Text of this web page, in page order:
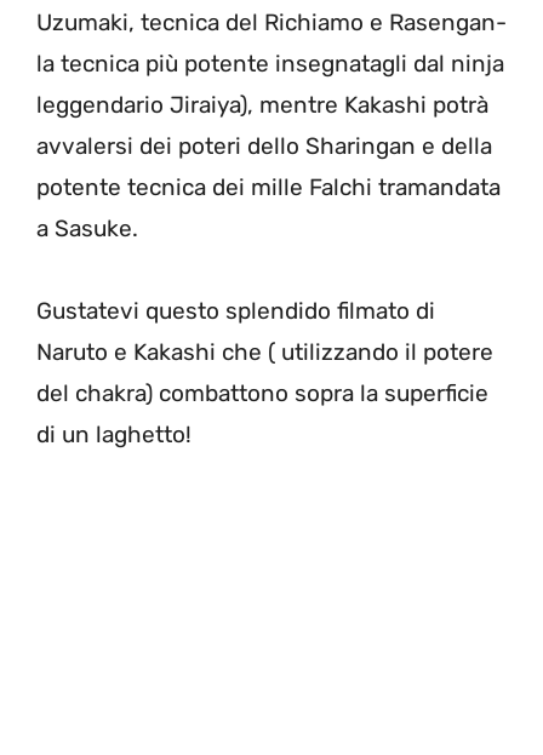
Uzumaki, tecnica del Richiamo e Rasengan-
la tecnica più potente insegnatagli dal ninja
leggendario Jiraiya), mentre Kakashi potrà
avvalersi dei poteri dello Sharingan e della
potente tecnica dei mille Falchi tramandata
a Sasuke.
Gustatevi questo splendido filmato di
Naruto e Kakashi che ( utilizzando il potere
del chakra) combattono sopra la superficie
di un laghetto!